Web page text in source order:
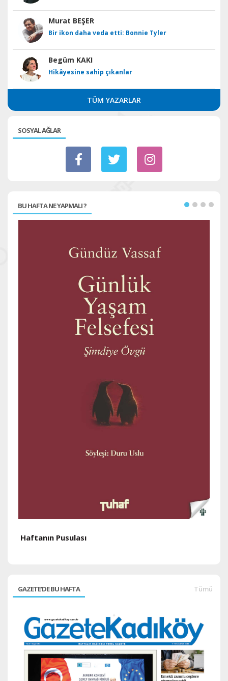
Murat BEŞER
Bir ikon daha veda etti: Bonnie Tyler
Begüm KAKI
Hikâyesine sahip çıkanlar
TÜM YAZARLAR
SOSYAL AĞLAR
BU HAFTA NE YAPMALI ?
Haftanın Pusulası
GAZETE'DE BU HAFTA Tümü